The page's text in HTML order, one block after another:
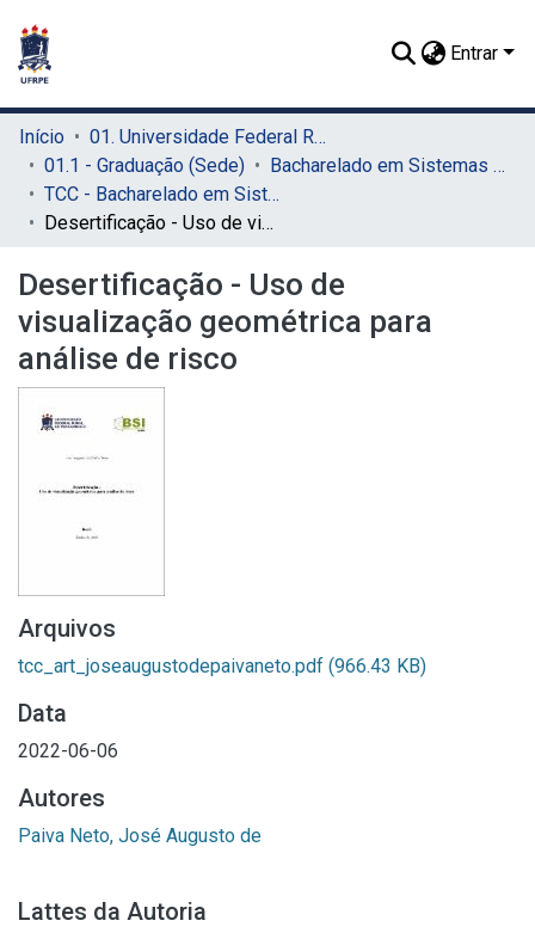
Entrar
Início
01. Universidade Federal Rural de Pernambuco - UFRPE (Sede)
01.1 - Graduação (Sede)
Bacharelado em Sistemas de Informação (Sede)
TCC - Bacharelado em Sistemas da Informação (Sede)
Desertificação - Uso de visualização geométrica para análise de risco
Desertificação - Uso de
visualização geométrica para
análise de risco
Arquivos
tcc_art_joseaugustodepaivaneto.pdf (966.43 KB)
Data
2022-06-06
Autores
Paiva Neto, José Augusto de
Lattes da Autoria